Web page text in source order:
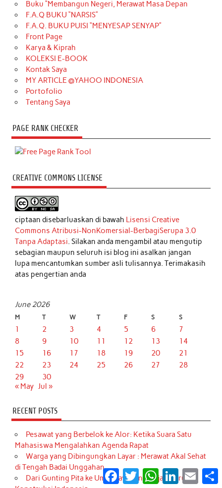
Buku “Membangun Negeri, Merawat Masa Depan
F.A.Q BUKU “NARSIS”
F.A.Q. BUKU PUISI “MENYESAP SENYAP”
Front Page
Karya & Kiprah
KOLEKSI E-BOOK
Kontak Saya
MY ARTICLE @YAHOO INDONESIA
Portofolio
Tentang Saya
PAGE RANK CHECKER
CREATIVE COMMONS LICENSE
ciptaan disebarluaskan di bawah Lisensi Creative
Commons Atribusi-NonKomersial-BerbagiSerupa 3.0
Tanpa Adaptasi. Silakan anda mengambil atau mengutip
sebagian maupun seluruh isi blog ini asalkan jangan
lupa mencantumkan sumber asli tulisannya. Terimakasih
atas pengertian anda
June 2026
M T W T F S S
1 2 3 4 5 6
7
8
9 10 11 12 13
14
15
16 17 18 19 20
21
22
23 24 25 26 27
28
29
30
« May Jul »
RECENT POSTS
Pesawat yang Berbelok ke Alor: Ketika Suara Satu
Mahasiswa Mengalahkan Agenda Rapat
Warga yang Dibingungkan Layar : Merawat Akal Sehat
di Tengah Badai Unggahan
Dari Gunting Pita ke Umur Layanan: Wajah Baru
Facebook
Twitter WhatsApp
LinkedInEmail